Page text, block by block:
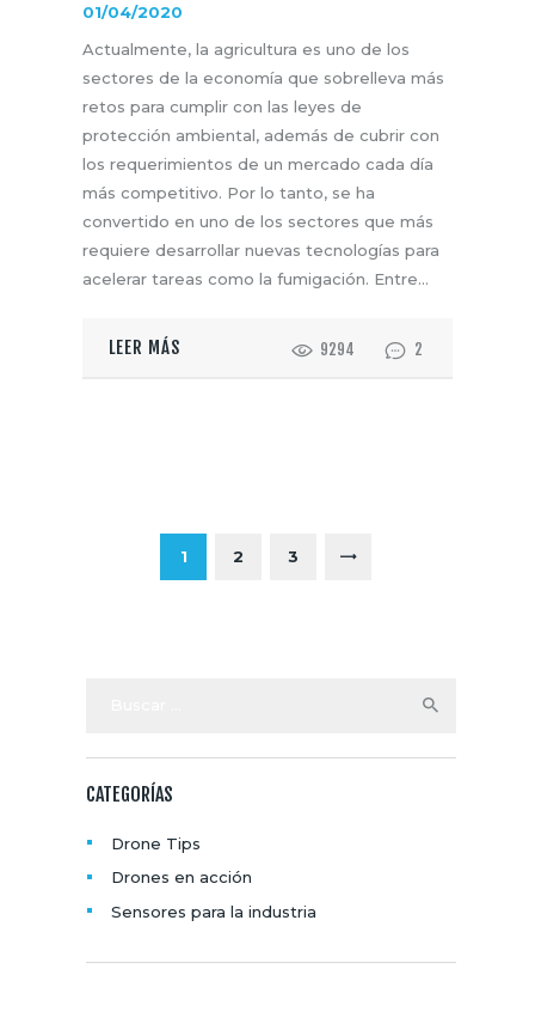
01/04/2020
Actualmente, la agricultura es uno de los
sectores de la economía que sobrelleva más
retos para cumplir con las leyes de
protección ambiental, además de cubrir con
los requerimientos de un mercado cada día
más competitivo. Por lo tanto, se ha
convertido en uno de los sectores que más
requiere desarrollar nuevas tecnologías para
acelerar tareas como la fumigación. Entre…
LEER MÁS 9294 2
I
Ó
N
D
E
PAGE
1 PAGE
2 PAGE
3
CATEGORÍAS
Drone Tips
Drones en acción
Sensores para la industria